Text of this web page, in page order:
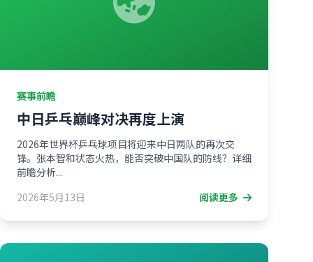
赛事前瞻
中日乒乓巅峰对决再度上演
2026年世界杯乒乓球项目将迎来中日两队的再次交
锋。张本智和状态火热，能否突破中国队的防线？详细
前瞻分析...
2026年5月13日
阅读更多